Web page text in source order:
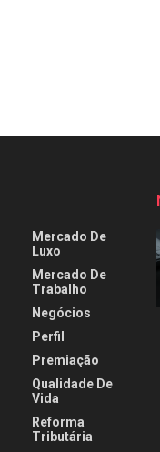
Mercado De
Luxo
Mercado De
Trabalho
Negócios
Perfil
Premiação
Qualidade De
Vida
Reforma
Tributária